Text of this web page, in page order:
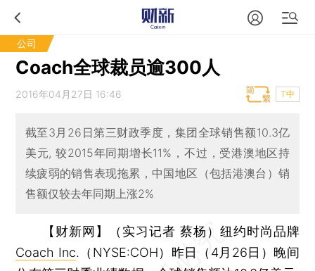
公司
Coach全球裁员逾300人
2016年04月27日 16:46 T中
截至3月26日第三财政季度，集团全球销售额10.3亿
美元, 较2015年同期增长11%，不过，受港澳地区持
续疲弱的销售表现拖累，中国地区（包括港澳台）销
售额仅较去年同期上涨2%
【财新网】（实习记者 蔡杨） 纽约时尚品牌
Coach Inc.（NYSE:COH）昨日（4月26日）晚间